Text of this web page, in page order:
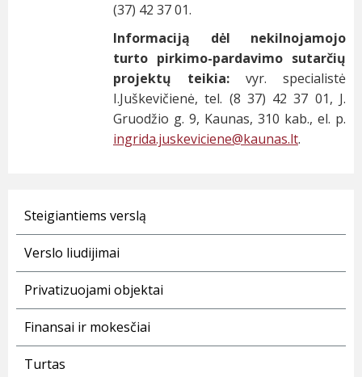
(37) 42 37 01.
Informaciją dėl nekilnojamojo
turto pirkimo-pardavimo sutarčių
projektų teikia: vyr. specialistė
I.Juškevičienė, tel. (8 37) 42 37 01, J.
Gruodžio g. 9, Kaunas, 310 kab., el. p.
ingrida.juskeviciene@kaunas.lt.
Steigiantiems verslą
Verslo liudijimai
Privatizuojami objektai
Finansai ir mokesčiai
Turtas